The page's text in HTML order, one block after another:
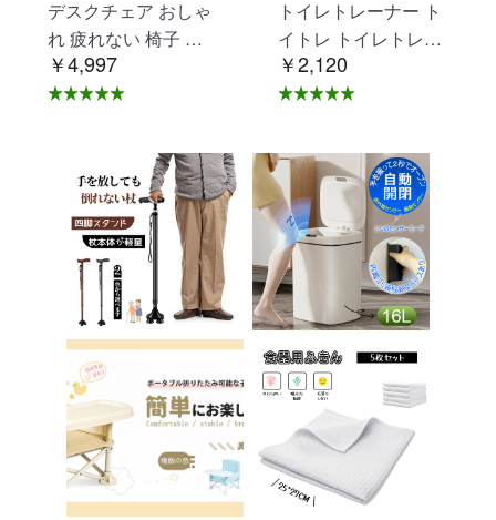
デスクチェア おしゃ
れ 疲れない 椅子 白
ホワイト デスクチェ
ア 疲れにくい 学習椅
学習チェア オフィス
チェア パソコンチェ
ア ベロア調 インテリ
ア 椅子 イス 在宅ワ
ーク アシェル ブリリ
アント C-56
￥4,997
トイレトレーナー ト
イトレ トイレトレー
ニング トイレ 練習
折りたたみ おまる 補
供用 便座 トイレ補助
踏み台 男の子 女の子
子供 子ども トイトレ
送料無料 ステップ ス
テップ台 トイレ D-2
8
￥2,120